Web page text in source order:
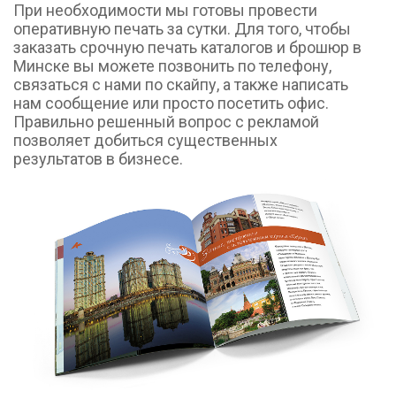
При необходимости мы готовы провести
оперативную печать за сутки. Для того, чтобы
заказать срочную печать каталогов и брошюр в
Минске вы можете позвонить по телефону,
связаться с нами по скайпу, а также написать
нам сообщение или просто посетить офис.
Правильно решенный вопрос с рекламой
позволяет добиться существенных
результатов в бизнесе.